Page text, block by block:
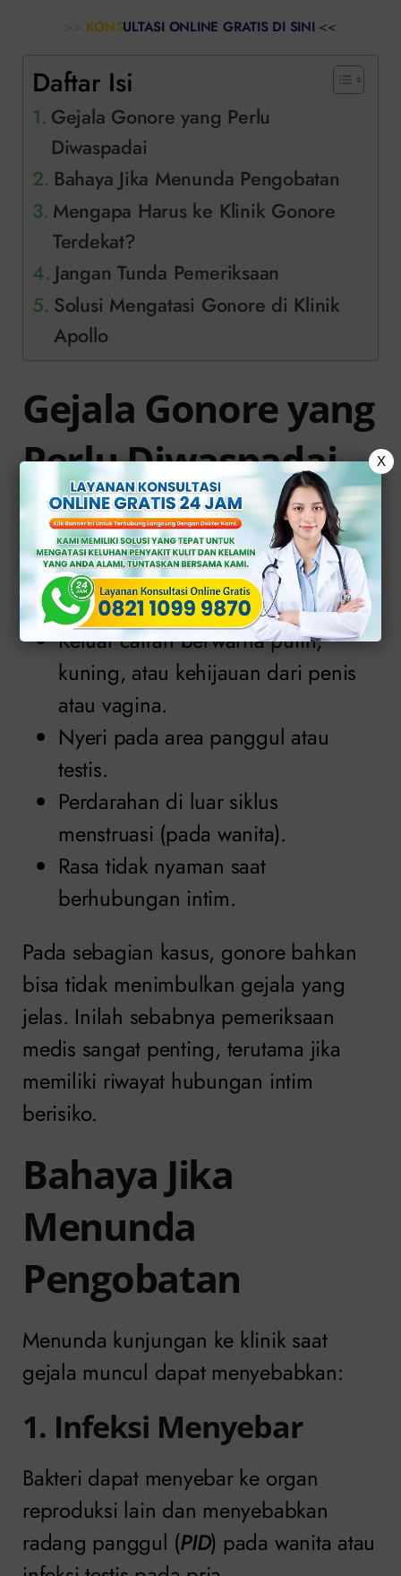
>> KONSULTASI ONLINE GRATIS DI SINI <<
Daftar Isi
Gejala Gonore yang Perlu
Diwaspadai
Bahaya Jika Menunda Pengobatan
Mengapa Harus ke Klinik Gonore
Terdekat?
Jangan Tunda Pemeriksaan
Solusi Mengatasi Gonore di Klinik
Apollo
Gejala Gonore yang
Perlu Diwaspadai
Beberapa tanda umum gonore
meliputi:
Nyeri atau perih saat kencing.
Keluar cairan berwarna putih,
kuning, atau kehijauan dari penis
atau vagina.
Nyeri pada area panggul atau
testis.
Perdarahan di luar siklus
menstruasi (pada wanita).
Rasa tidak nyaman saat
berhubungan intim.
Pada sebagian kasus, gonore bahkan
bisa tidak menimbulkan gejala yang
jelas. Inilah sebabnya pemeriksaan
medis sangat penting, terutama jika
memiliki riwayat hubungan intim
berisiko.
Bahaya Jika
Menunda
Pengobatan
Menunda kunjungan ke klinik saat
gejala muncul dapat menyebabkan:
1. Infeksi Menyebar
Bakteri dapat menyebar ke organ
reproduksi lain dan menyebabkan
radang panggul (PID) pada wanita atau
X